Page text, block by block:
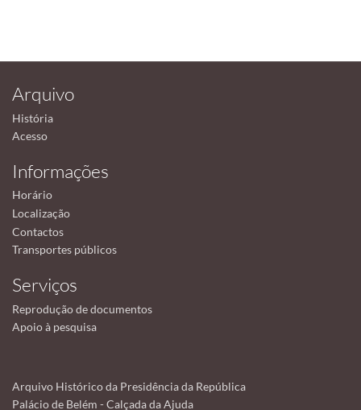
Arquivo
História
Acesso
Informações
Horário
Localização
Contactos
Transportes públicos
Serviços
Reprodução de documentos
Apoio à pesquisa
Arquivo Histórico da Presidência da República
Palácio de Belém - Calçada da Ajuda